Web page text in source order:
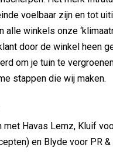
voelbaar zijn en tot
alle winkels onze
door de winkel heen
om je tuin te
stappen die wij maken.
met Havas Lemz, Kluif
en Blyde voor PR